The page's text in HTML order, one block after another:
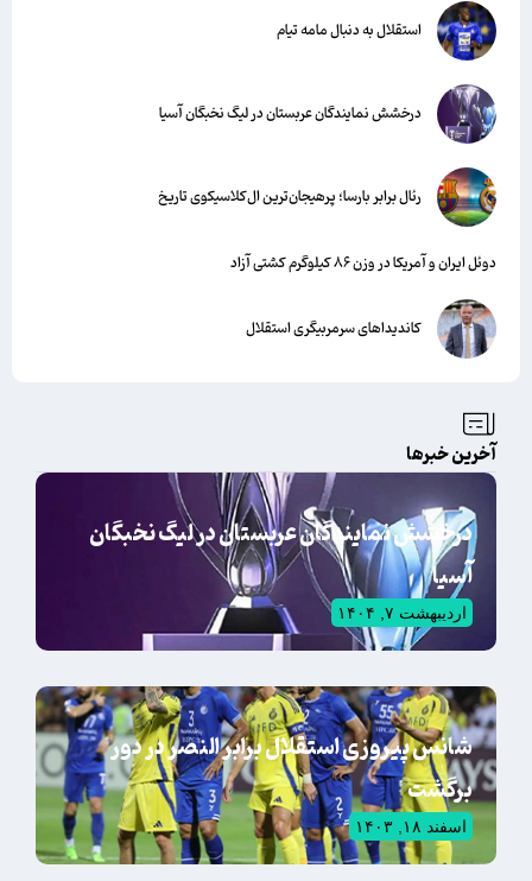
استقلال به دنبال مامه تیام
درخشش نمایندگان عربستان در لیگ نخبگان آسیا
رئال برابر بارسا؛ پرهیجان‌‌ترین ال‌کلاسیکوی تاریخ
دوئل ایران و آمریکا در وزن ۸۶ کیلوگرم کشتی آزاد
کاندیداهای سرمربیگری استقلال
آخرین خبرها
درخشش نمایندگان عربستان در لیگ نخبگان
آسیا
اردیبهشت ۷, ۱۴۰۴
شانس پیروزی استقلال برابر النصر در دور
برگشت
اسفند ۱۸, ۱۴۰۳